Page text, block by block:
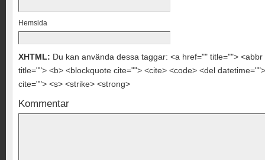
Hemsida
XHTML: Du kan använda dessa taggar: <a href="" title="">
title=""> <b> <blockquote cite=""> <cite> <code> <del
cite=""> <s> <strike> <strong>
Kommentar